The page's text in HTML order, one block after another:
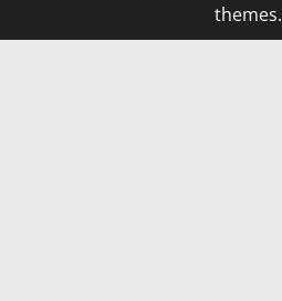
themes.